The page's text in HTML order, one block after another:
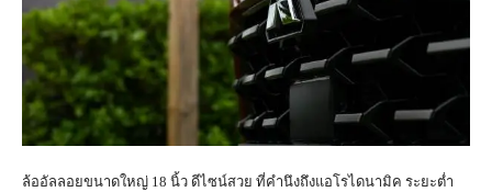
ล้ออัลลอยขนาดใหญ่ 18 นิ้ว ดีไซน์สวย ที่คำนึงถึงแอโรไดนามิค ระยะต่ำ